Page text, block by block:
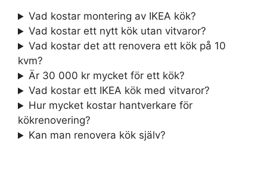
Vad kostar montering av IKEA kök?
Vad kostar ett nytt kök utan vitvaror?
Vad kostar det att renovera ett kök på 10
kvm?
Är 30 000 kr mycket för ett kök?
Vad kostar ett IKEA kök med vitvaror?
Hur mycket kostar hantverkare för
kökrenovering?
Kan man renovera kök själv?